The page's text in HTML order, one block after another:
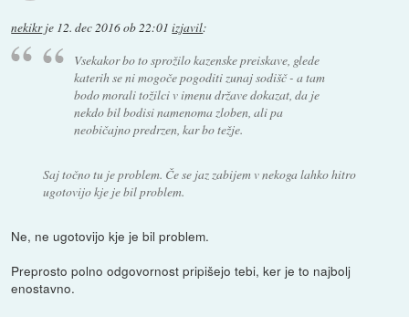
nekikrje 12. dec 2016 ob 22:01 izjavil:
Vsekakor bo to sprožilo kazenske preiskave, glede
katerih se ni mogoče pogoditi zunaj sodišč - a tam
bodo morali tožilci v imenu države dokazat, da je
nekdo bil bodisi namenoma zloben, ali pa
neobičajno predrzen, kar bo težje.
Saj točno tu je problem. Če se jaz zabijem v nekoga lahko hitro
ugotovijo kje je bil problem.
Ne, ne ugotovijo kje je bil problem.
Preprosto polno odgovornost pripišejo tebi, ker je to najbolj
enostavno.